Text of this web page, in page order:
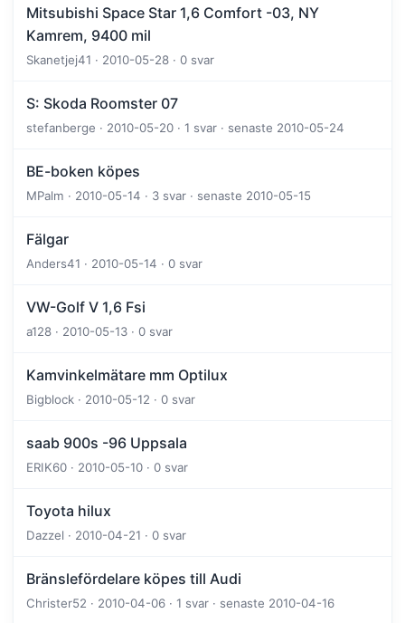
Mitsubishi Space Star 1,6 Comfort -03, NY
Kamrem, 9400 mil
Skanetjej41 · 2010-05-28 · 0 svar
S: Skoda Roomster 07
stefanberge · 2010-05-20 · 1 svar · senaste 2010-05-24
BE-boken köpes
MPalm · 2010-05-14 · 3 svar · senaste 2010-05-15
Fälgar
Anders41 · 2010-05-14 · 0 svar
VW-Golf V 1,6 Fsi
a128 · 2010-05-13 · 0 svar
Kamvinkelmätare mm Optilux
Bigblock · 2010-05-12 · 0 svar
saab 900s -96 Uppsala
ERIK60 · 2010-05-10 · 0 svar
Toyota hilux
Dazzel · 2010-04-21 · 0 svar
Bränslefördelare köpes till Audi
Christer52 · 2010-04-06 · 1 svar · senaste 2010-04-16